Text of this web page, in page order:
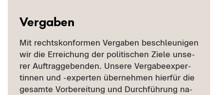
Ver­ga­ben
Mit rechts­kon­for­men Ver­ga­ben be­schleu­ni­gen
wir die Er­rei­chung der po­li­ti­schen Ziele un­se­
rer Auf­trag­ge­ben­den. Un­se­re Ver­ga­be­ex­per­
tin­nen und -​experten über­neh­men hier­für die
ge­sam­te Vor­be­rei­tung und Durch­füh­rung na­